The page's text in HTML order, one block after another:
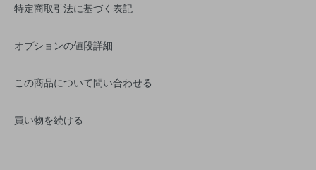
特定商取引法に基づく表記
オプションの値段詳細
この商品について問い合わせる
買い物を続ける